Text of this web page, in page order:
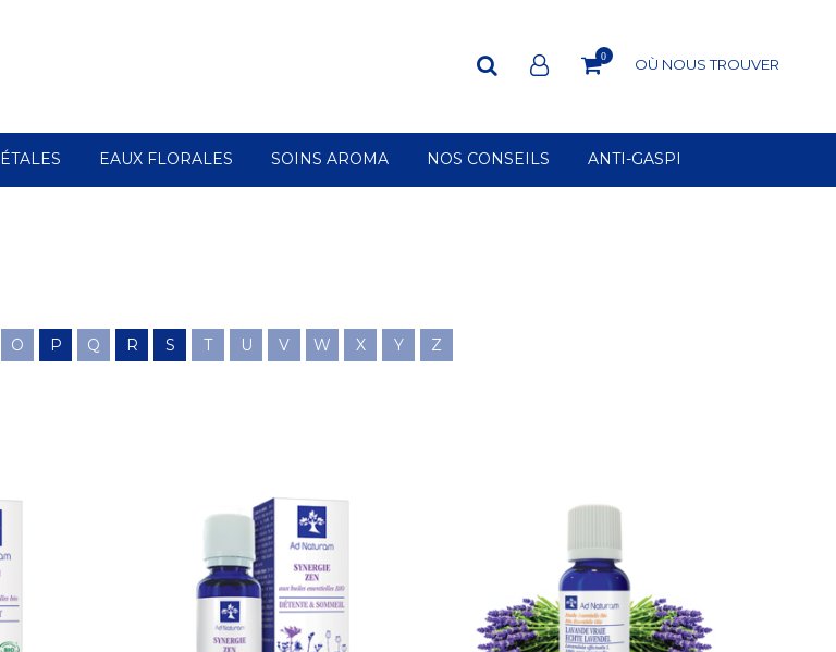
0 OÙ NOUS TROUVER
EAUX FLORALES SOINS AROMA NOS CONSEILS ANTI-GASPI
O P Q R S T U V W X Y Z